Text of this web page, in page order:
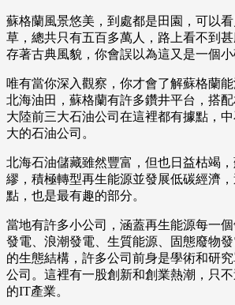
蘇格蘭風景悠美，到處都是田園，可以
草，總共只有五百多萬人，路上看不到
存著古典風貌，你會誤以為這又是一個小
唯有當你深入觀察，你才會了解蘇格蘭
北海油田，蘇格蘭有許多鑽井平台，搭
大陸前三大石油公司在這裡都有據點，
大的石油公司。
北海石油儲藏雖然豐富，但也日益枯竭
繆，積極轉型再生能源並發展低碳經濟
點，也是最有趣的部分。
當地有許多小公司，涵蓋再生能源每一
發電、浪潮發電、生質能源、固態廢物
的生態結構，許多公司前身是學術和研
公司。這裡有一股創新和創業熱潮，只
的IT產業。